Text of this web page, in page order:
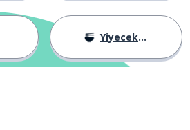
Yiyecekler